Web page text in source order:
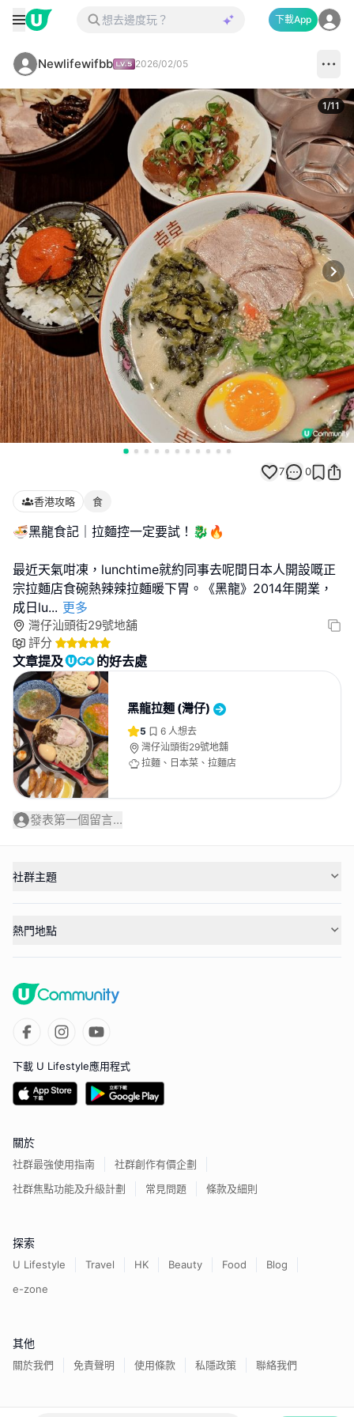
下載App
Newlifewifbb 2026/02/05
1/11
7 0
香港攻略 食
🍜黑龍食記｜拉麵控一定要試！🐉🔥
最近天氣咁凍，lunchtime就約同事去呢間日本人開設嘅正
宗拉麵店食碗熱辣辣拉麵暖下胃。《黑龍》2014年開業，
成日lu... 更多
灣仔汕頭街29號地舖
評分
文章提及 的好去處
黑龍拉麵 (灣仔)
5 6 人想去
灣仔汕頭街29號地舖
拉麵、日本菜、拉麵店
發表第一個留言...
社群主題
熱門地點
下載 U Lifestyle應用程式
關於
社群最強使用指南
社群創作有價企劃
社群焦點功能及升級計劃
常見問題 條款及細則
探索
U Lifestyle Travel HK Beauty Food
Blog
e-zone
其他
關於我們 免責聲明 使用條款 私隱政策 聯絡我們